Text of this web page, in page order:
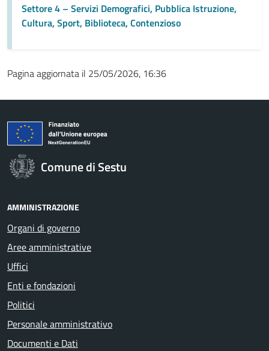
Settore 4 – Servizi Demografici, Pubblica Istruzione,
Cultura, Sport, Biblioteca, Contenzioso
Pagina aggiornata il 25/05/2026, 16:36
Comune di Sestu
AMMINISTRAZIONE
Organi di governo
Aree amministrative
Uffici
Enti e fondazioni
Politici
Personale amministrativo
Documenti e Dati